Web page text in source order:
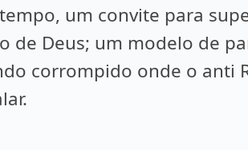
um convite para
de Deus; um modelo de
corrompido onde o anti